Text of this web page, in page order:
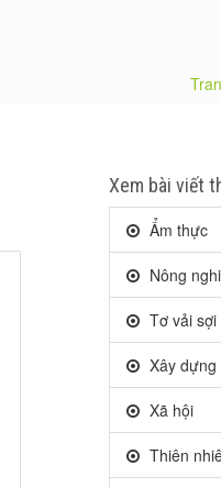
Xem bài viết
Ẩm thực
Nông
Tơ vải sợi
Xây dựng
Xã hội
Thiên